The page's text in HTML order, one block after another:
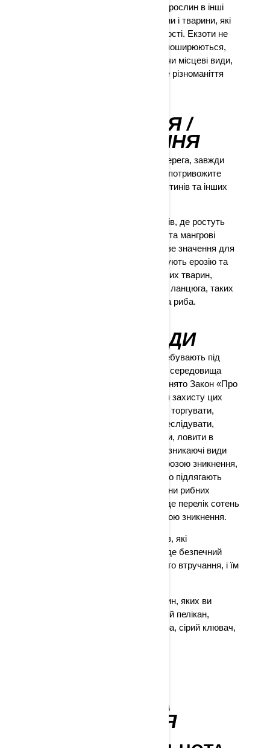
запобігти поширенню екзотичних рослин в інші
озера та річки. Екзоти - це рослини і тварини, які
не зустрічаються у певній місцевості. Екзоти не
мають природних ворогів і легко поширюються,
захоплюючи територію, витісняючи місцеві види,
таким чином зменшуючи важливе різноманіття
ШВАРТУВАННЯ /
ПРИЧАЛЮВАННЯ
Швартуючись чи пристаючи до берега, завжди
спершу переконайтеся, що ви не потривожите
черепах, птахів, алігаторів, ламантинів та інших
Уникайте причалювання до берегів, де ростуть
такі рослини, як водорості, трави та мангрові
зарості. Ці рослини мають важливе значення для
екосистеми, оскільки вони стримують ерозію та
слугують розплідником для дрібних тварин,
життєво важливих для харчового ланцюга, таких
як ракоподібні, молюски та дрібна риба.
ЗНИКАЮЧІ ВИДИ
Багато видів рослин і тварин перебувають під
загрозою зникнення через втрату середовища
проживання. 1973 року було прийнято Закон «Про
зникаючі види» для забезпечення захисту цих
рослин і тварин. Закон забороняє торгувати,
вбивати, полювати, збирати, переслідувати,
завдавати шкоди, ганяти, стріляти, ловити в
пастки, ранити або виловлювати зникаючі види
або такі, що перебувають під загрозою зникнення,
наприклад рідкісні види та такі, що підлягають
особливій охороні. Служба охорони рибних
ресурсів і дикої природи США веде перелік сотень
видів, що перебувають під загрозою зникнення.
Будьте уважні до зникаючих видів, які
зустрічаються у вашій акваторії, де безпечний
притулок захищає їх від людського втручання, і їм
Ось лише кілька зникаючих тварин, яких ви
можете зустріти, катаючись: бурий пелікан,
ламантин, південна морська видра, сірий клювач,
СЕРЕДОВИЩА
ПЕРЕБУВАННЯ